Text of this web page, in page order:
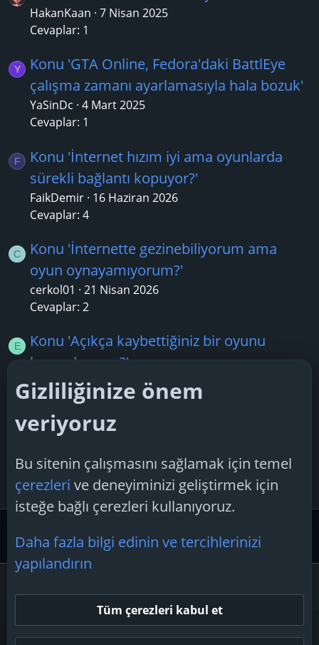
HakanKaan 7 Nisan 2025
Cevaplar: 1
Y
Konu 'GTA Online, Fedora'daki BattlEye
çalışma zamanı ayarlamasıyla hala bozuk'
YaSinDc 4 Mart 2025
Cevaplar: 1
F
Konu 'İnternet hızım iyi ama oyunlarda
sürekli bağlantı kopuyor?'
FaikDemir 16 Haziran 2026
Cevaplar: 4
C
Konu 'İnternette gezinebiliyorum ama
oyun oynayamıyorum?'
cerkol01
21 Nisan 2026
Cevaplar: 2
E
Konu 'Açıkça kaybettiğiniz bir oyunu
kazandınız mı?'
elmasekeri
4 Mart 2025
Cevaplar: 1
Konu 'Mount & Blade II: Bannerlord
çevrimiçi mod?'
muhterem19
21 Mart 2026
Cevaplar: 1
Oyun Forumu Çevrimiçi/Ağ Oyun Desteği
Şartlar ve kurallar
Gizlilik politikası
Yardım
Ana sayfa
R
Gizliliğinize önem
veriyoruz
Bu sitenin çalışmasını sağlamak için temel
çerezleri ve deneyiminizi geliştirmek için
isteğe bağlı çerezleri kullanıyoruz.
Daha fazla bilgi edinin ve tercihlerinizi
yapılandırın
Tüm çerezleri kabul et